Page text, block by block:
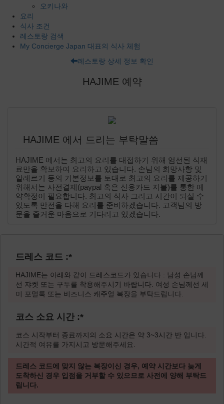
오키나와
요리
식사 조건
레스토랑 검색
My Concierge Japan 대표의 식사 체험
레스토랑 상세 정보 확인
HAJIME 예약
HAJIME 에서 드리는 부탁말씀
HAJIME 에서는 최고의 요리를 대접하기 위해 엄선된 식재
료만을 확보하여 요리하고 있습니다. 손님의 희망사항 및
알레르기 등의 기본정보를 토대로 최고의 요리를 제공하기
위해서는 사전결제(paypal 혹은 신용카드 지불)를 통한 예
약확정이 필요합니다. 최고의 식사 그리고 시간이 되실 수
있도록 만전을 다해 요리를 준비하겠습니다. 고객님의 방
문을 즐거운 마음으로 기다리고 있겠습니다.
드레스 코드 :*
HAJIME는 아래와 같이 드레스코드가 있습니다 : 남성 손님께
선 쟈켓 또는 구두를 착용해주시기 바랍니다. 여성 손님께선 세
미 포멀룩 또는 비즈니스 캐주얼 복장을 부탁드립니다.
코스 소요 시간 :*
코스 시작부터 종료까지의 소요 시간은 약 3~3시간 반 입니다.
시간적 여유를 가지시고 방문해주세요.
드레스 코드에 맞지 않는 복장이신 경우, 예약 시간보다 늦게
도착하신 경우 입점을 거부할 수 있으므로 사전에 양해 부탁드
립니다.